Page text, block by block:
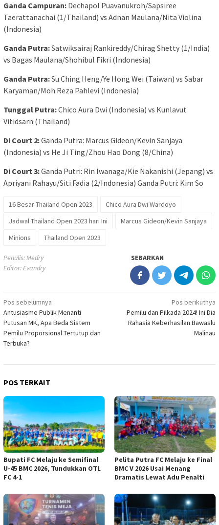
Ganda Campuran: Dechapol Puavanukroh/Sapsiree
Taerattanachai (1/Thailand) vs Adnan Maulana/Nita Violina
(Indonesia)
Ganda Putra:Satwiksairaj Rankireddy/Chirag Shetty (1/India)
vs Bagas Maulana/Shohibul Fikri (Indonesia)
Ganda Putra:Su Ching Heng/Ye Hong Wei (Taiwan) vs Sabar
Karyaman/Moh Reza Pahlevi (Indonesia)
Tunggal Putra:Chico Aura Dwi (Indonesia) vs Kunlavut
Vitidsarn (Thailand)
Di Court 2:Ganda Putra: Marcus Gideon/Kevin Sanjaya
(Indonesia) vs He Ji Ting/Zhou Hao Dong (8/China)
Di Court 3:Ganda Putri: Rin Iwanaga/Kie Nakanishi (Jepang) vs
Apriyani Rahayu/Siti Fadia (2/Indonesia) Ganda Putri: Kim So
16 Besar Thailand Open 2023
Chico Aura Dwi Wardoyo
Jadwal Thailand Open 2023 hari Ini
Marcus Gideon/Kevin Sanjaya
Minions
Thailand Open 2023
Penulis: Medry
Editor: Evandry
SEBARKAN
Navigasi
pos
Pos sebelumnya
Antusiasme Publik Menanti
Putusan MK, Apa Beda Sistem
Pemilu Proporsional Tertutup dan
Terbuka?
Pos berikutnya
Pemilu dan Pilkada 2024! Ini Dia
Rahasia Keberhasilan Bawaslu
Malinau
POS TERKAIT
Bupati FC Melaju ke Semifinal
U-45 BMC 2026, Tundukkan OTL
FC 4-1
Pelita Putra FC Melaju ke Final
BMC V 2026 Usai Menang
Dramatis Lewat Adu Penalti